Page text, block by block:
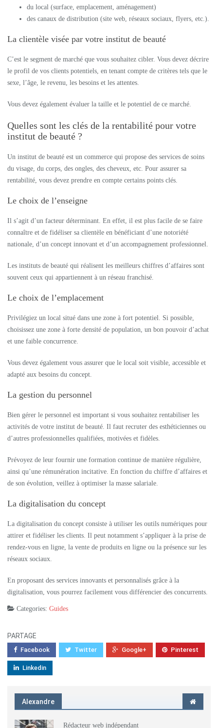
du local (surface, emplacement, aménagement)
des canaux de distribution (site web, réseaux sociaux, flyers, etc.).
La clientèle visée par votre institut de beauté
C’est le segment de marché que vous souhaitez cibler. Vous devez décrire
le profil de vos clients potentiels, en tenant compte de critères tels que le
sexe, l’âge, le revenu, les besoins et les attentes.
Vous devez également évaluer la taille et le potentiel de ce marché.
Quelles sont les clés de la rentabilité pour votre
institut de beauté ?
Un institut de beauté est un commerce qui propose des services de soins
du visage, du corps, des ongles, des cheveux, etc. Pour assurer sa
rentabilité, vous devez prendre en compte certains points clés.
Le choix de l’enseigne
Il s’agit d’un facteur déterminant. En effet, il est plus facile de se faire
connaître et de fidéliser sa clientèle en bénéficiant d’une notoriété
nationale, d’un concept innovant et d’un accompagnement professionnel.
Les instituts de beauté qui réalisent les meilleurs chiffres d’affaires sont
souvent ceux qui appartiennent à un réseau franchisé.
Le choix de l’emplacement
Privilégiez un local situé dans une zone à fort potentiel. Si possible,
choisissez une zone à forte densité de population, un bon pouvoir d’achat
et une faible concurrence.
Vous devez également vous assurer que le local soit visible, accessible et
adapté aux besoins du concept.
La gestion du personnel
Bien gérer le personnel est important si vous souhaitez rentabiliser les
activités de votre institut de beauté. Il faut recruter des esthéticiennes ou
d’autres professionnelles qualifiées, motivées et fidèles.
Prévoyez de leur fournir une formation continue de manière régulière,
ainsi qu’une rémunération incitative. En fonction du chiffre d’affaires et
de son évolution, veillez à optimiser la masse salariale.
La digitalisation du concept
La digitalisation du concept consiste à utiliser les outils numériques pour
attirer et fidéliser les clients. Il peut notamment s’appliquer à la prise de
rendez-vous en ligne, la vente de produits en ligne ou la présence sur les
réseaux sociaux.
En proposant des services innovants et personnalisés grâce à la
digitalisation, vous pourrez facilement vous différencier des concurrents.
Categories: Guides
PARTAGE
Facebook Twitter Google+ Pinterest
Linkedin
Alexandre
Rédacteur web indépendant